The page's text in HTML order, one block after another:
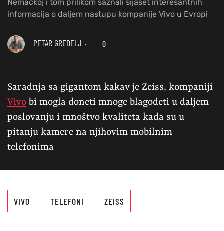
Nemačkoj i tom prilikom saznali sijaset interesantnih
informacija o daljem nastupu kompanije Vivo u Evropi
PETAR GREDELJ 0
Saradnja sa gigantom kakav je Zeiss, kompaniji
Vivo bi mogla doneti mnoge blagodeti u daljem
poslovanju i mnoštvo kvaliteta kada su u
pitanju kamere na njihovim mobilnim
telefonima
VIVO TELEFONI ZEISS